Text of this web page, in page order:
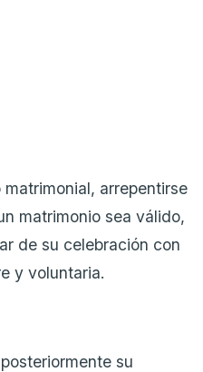
arrepentirse
matrimonio sea válido,
de su celebración con
y voluntaria.
su